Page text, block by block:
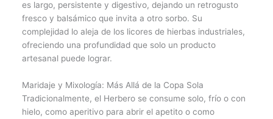
es largo, persistente y digestivo, dejando un retrogusto
fresco y balsámico que invita a otro sorbo. Su
complejidad lo aleja de los licores de hierbas industriales,
ofreciendo una profundidad que solo un producto
artesanal puede lograr.
Maridaje y Mixología: Más Allá de la Copa Sola
Tradicionalmente, el Herbero se consume solo, frío o con
hielo, como aperitivo para abrir el apetito o como